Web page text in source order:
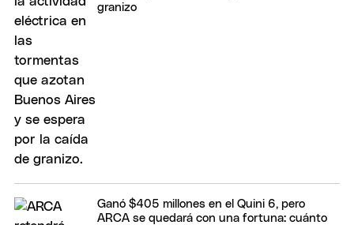
granizo
Ganó $405 millones en el Quini 6, pero
ARCA se quedará con una fortuna: cuánto